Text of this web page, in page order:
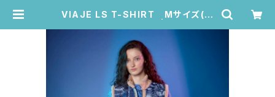
VIAJE LS T-SHIRT Mサイズ(ブ